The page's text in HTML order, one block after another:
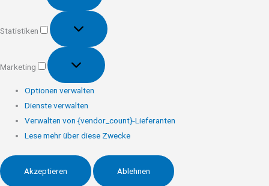
Statistiken
Statistiken
Marketing
Marketing
Optionen verwalten
Dienste verwalten
Verwalten von {vendor_count}-Lieferanten
Lese mehr über diese Zwecke
Akzeptieren Ablehnen